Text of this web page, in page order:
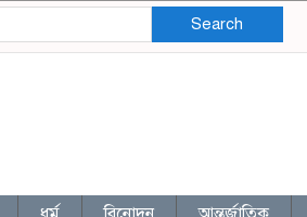
Search